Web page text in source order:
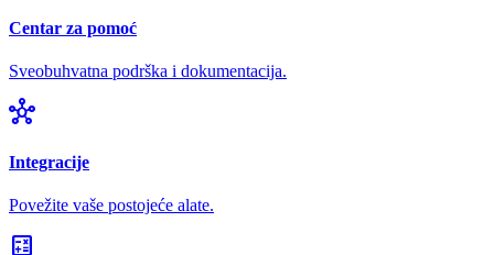
Centar za pomoć
Sveobuhvatna podrška i dokumentacija.
hub
Integracije
Povežite vaše postojeće alate.
calculate